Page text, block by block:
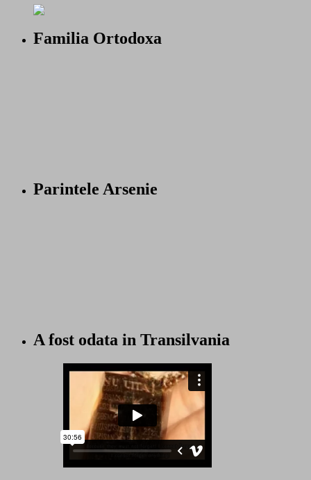
Familia Ortodoxa
Parintele Arsenie
A fost odata in Transilvania